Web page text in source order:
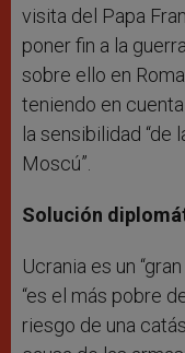
visita del Papa
poner fin a la
sobre ello en
teniendo en
la sensibilidad “de
Moscú”.
Solución
Ucrania es un
“es el más pobre
riesgo de una